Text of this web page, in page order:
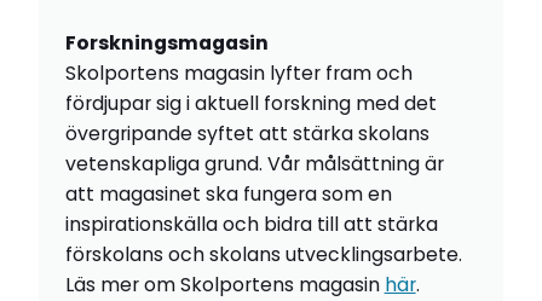
Forskningsmagasin
Skolportens magasin lyfter fram och
fördjupar sig i aktuell forskning med det
övergripande syftet att stärka skolans
vetenskapliga grund. Vår målsättning är
att magasinet ska fungera som en
inspirationskälla och bidra till att stärka
förskolans och skolans utvecklingsarbete.
Läs mer om Skolportens magasin här.